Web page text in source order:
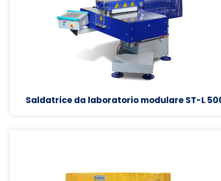
Saldatrice da laboratorio modulare ST-L